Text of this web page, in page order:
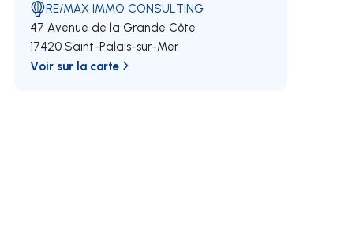
RE/MAX IMMO CONSULTING
47 Avenue de la Grande Côte
17420 Saint-Palais-sur-Mer
Voir sur la carte